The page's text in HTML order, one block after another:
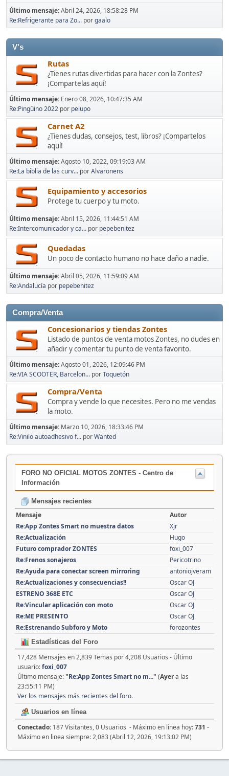
Último mensaje:Abril 24, 2026, 18:58:28 PM
Re:Refrigerante para Zo... porgaalo
V's
Rutas
¿Tienes rutas divertidas para hacer con la Zontes?
¡Compartelas aquí!
Último mensaje: Enero 08, 2026, 10:47:35 AM
Re:Pingüino 2022 por pelupo
Carnet A2
¿Tienes dudas, consejos, test, libros? ¡Compartelos
aquí!
Último mensaje:Agosto 10, 2022, 09:19:03 AM
Re:La biblia de las curv... porAlvaronens
Equipamiento y accesorios
Protege tu cuerpo y tu moto.
Último mensaje:Abril 15, 2026, 11:44:51 AM
Re:Intercomunicador y ca... por pepebenitez
Quedadas
Un poco de contacto humano no hace daño a nadie.
Último mensaje:Abril 05, 2026, 11:59:09 AM
Re:Andalucía por pepebenitez
Compra/Venta
Concesionarios y tiendas Zontes
Listado de puntos de venta motos Zontes, no dudes en
añadir y comentar tu punto de venta favorito.
Último mensaje:Agosto 01, 2026, 12:09:46 PM
Re:VIA SCOOTER, Barcelon... porToquetón
Compra/Venta
Compra y vende lo que necesites. Pero no me vendas
la moto.
Último mensaje: Marzo 10, 2026, 18:33:46 PM
Re:Vinilo autoadhesivo f... porWanted
FORO NO OFICIAL MOTOS ZONTES - Centro de
Información
Mensajes recientes
Mensaje
Autor
Re:App Zontes Smart no muestra datos
Xjr
Re:Actualización
Hugo
Futuro comprador ZONTES
foxi_007
Re:Frenos sonajeros
Pericotrino
Re:Ayuda para conectar screen mirroring
antoniojveram
Re:Actualizaciones y consecuencias!!
Oscar OJ
ESTRENO 368E ETC
Oscar OJ
Re:Vincular aplicación con moto
Oscar OJ
Re:ME PRESENTO
Oscar OJ
Re:Estrenando Subforo y Moto
forozontes
Estadísticas del Foro
17,428 Mensajes en 2,839 Temas por 4,208 Usuarios - Último
usuario:foxi_007
Último mensaje:"Re:App Zontes Smart no m..." (Ayera las
23:55:11 PM)
Ver los mensajes más recientes del foro.
Usuarios en línea
Conectado: 187 Visitantes, 0 Usuarios - Máximo en linea hoy:731 -
Máximo en linea siempre: 2,083 (Abril 12, 2026, 19:13:02 PM)